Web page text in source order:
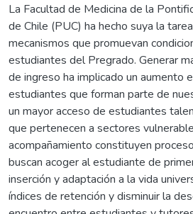
La Facultad de Medicina de la
de Chile (PUC) ha hecho suya la
mecanismos que promuevan
estudiantes del Pregrado. Generar
de ingreso ha implicado un aumento
estudiantes que forman parte de
un mayor acceso de estudiantes
que pertenecen a sectores
acompañamiento constituyen
buscan acoger al estudiante de
inserción y adaptación a la vida
índices de retención y disminuir la